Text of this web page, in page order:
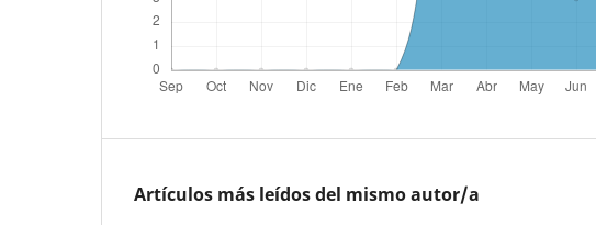
Artículos más leídos del mismo autor/a